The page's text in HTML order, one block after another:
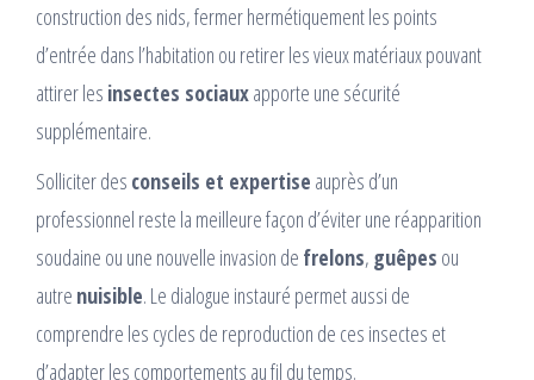
construction des nids, fermer hermétiquement les points
d’entrée dans l’habitation ou retirer les vieux matériaux pouvant
attirer les insectes sociauxapporte une sécurité
supplémentaire.
Solliciter des conseils et expertise auprès d’un
professionnel reste la meilleure façon d’éviter une réapparition
soudaine ou une nouvelle invasion de frelons, guêpes ou
autre nuisible. Le dialogue instauré permet aussi de
comprendre les cycles de reproduction de ces insectes et
d’adapter les comportements au fil du temps.